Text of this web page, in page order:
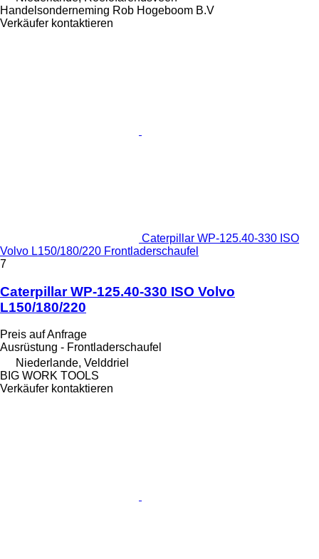
Handelsonderneming Rob Hogeboom B.V
Verkäufer kontaktieren
Caterpillar WP-125.40-330 ISO
Volvo L150/180/220 Frontladerschaufel
7
Caterpillar WP-125.40-330 ISO Volvo
L150/180/220
Preis auf Anfrage
Ausrüstung - Frontladerschaufel
Niederlande, Velddriel
BIG WORK TOOLS
Verkäufer kontaktieren